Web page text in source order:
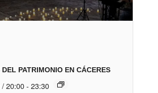
PATRIMONIO EN CÁCERES
20:00 - 23:30